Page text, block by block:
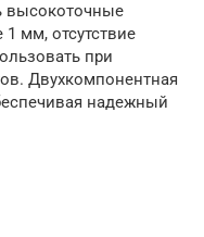
высокоточные
мм, отсутствие
при
Двухкомпонентная
надежный